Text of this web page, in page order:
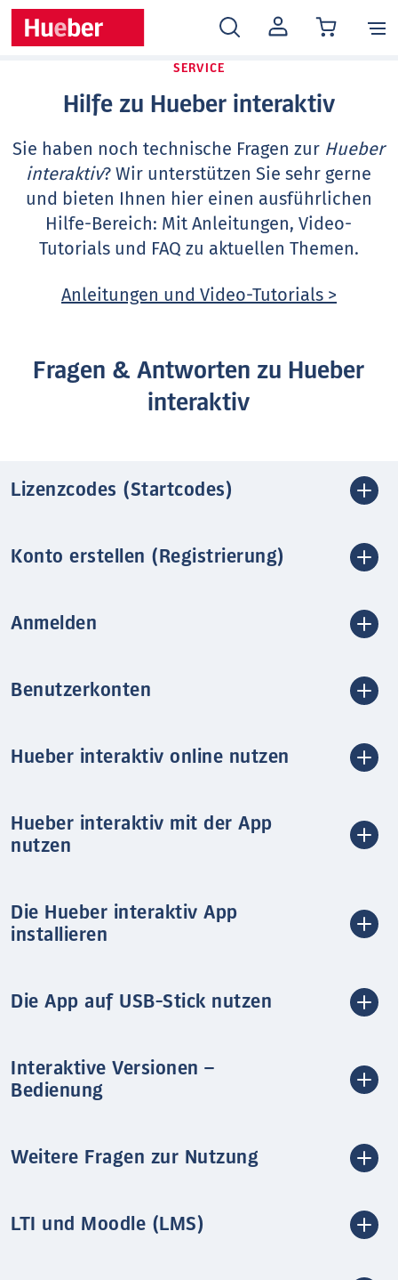
MEIN
KONTO
SERVICE
Hilfe zu Hueber interaktiv
Sie haben noch technische Fragen zur Hueber
interaktiv? Wir unterstützen Sie sehr gerne
und bieten Ihnen hier einen ausführlichen
Hilfe-Bereich: Mit Anleitungen, Video-
Tutorials und FAQ zu aktuellen Themen.
Anleitungen und Video-Tutorials >
Fragen & Antworten zu Hueber
interaktiv
Lizenzcodes (Startcodes)
Konto erstellen (Registrierung)
Anmelden
Benutzerkonten
Hueber interaktiv online nutzen
Hueber interaktiv mit der App
nutzen
Die Hueber interaktiv App
installieren
Die App auf USB-Stick nutzen
Interaktive Versionen –
Bedienung
Weitere Fragen zur Nutzung
LTI und Moodle (LMS)